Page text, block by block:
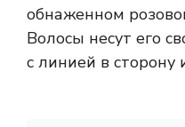
обнаженном
Волосы несут его
с линией в сторону